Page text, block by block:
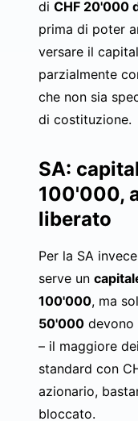
di CHF 20'000
prima di poter
versare il
parzialmente
che non sia
di costituzione.
SA:
100'000,
liberato
Per la SA
serve un
100'000, ma
50'000 devono
– il maggiore
standard con
azionario,
bloccato.